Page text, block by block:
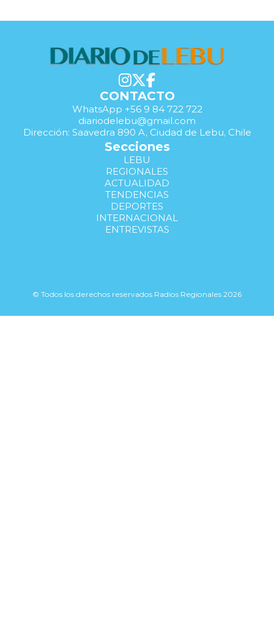
CONTACTO
WhatsApp +56 9 84 722 722
diariodelebu@gmail.com
Dirección: Saavedra 890 A, Ciudad de Lebu, Chile
Secciones
LEBU
REGIONALES
ACTUALIDAD
TENDENCIAS
DEPORTES
INTERNACIONAL
ENTREVISTAS
© Todos los derechos reservados Radios Regionales 2026